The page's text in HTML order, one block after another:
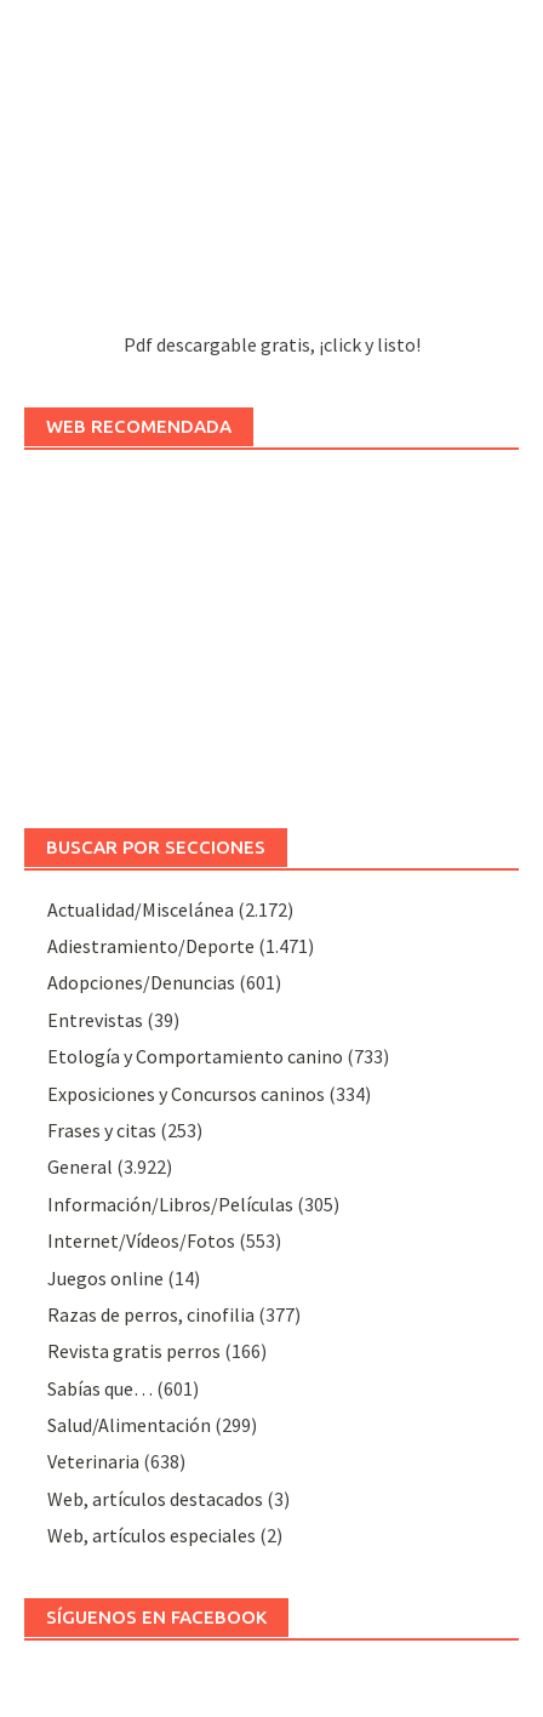
Pdf descargable gratis, ¡click y listo!
WEB RECOMENDADA
BUSCAR POR SECCIONES
Actualidad/Miscelánea (2.172)
Adiestramiento/Deporte (1.471)
Adopciones/Denuncias (601)
Entrevistas (39)
Etología y Comportamiento canino (733)
Exposiciones y Concursos caninos (334)
Frases y citas (253)
General (3.922)
Información/Libros/Películas (305)
Internet/Vídeos/Fotos (553)
Juegos online (14)
Razas de perros, cinofilia (377)
Revista gratis perros (166)
Sabías que… (601)
Salud/Alimentación (299)
Veterinaria (638)
Web, artículos destacados (3)
Web, artículos especiales (2)
SÍGUENOS EN FACEBOOK